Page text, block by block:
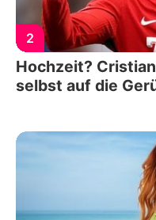
2
Hochzeit?
selbst auf die